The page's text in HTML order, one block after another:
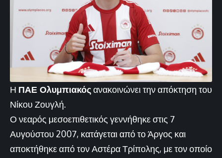
Η ΠΑΕ Ολυμπιακόςανακοινώνει την απόκτηση του
Νίκου Ζουγλή.
Ο νεαρός μεσοεπιθετικός γεννήθηκε στις 7
Αυγούστου 2007, κατάγεται από το Άργος και
αποκτήθηκε από τον Αστέρα Τρίπολης, με τον οποίο